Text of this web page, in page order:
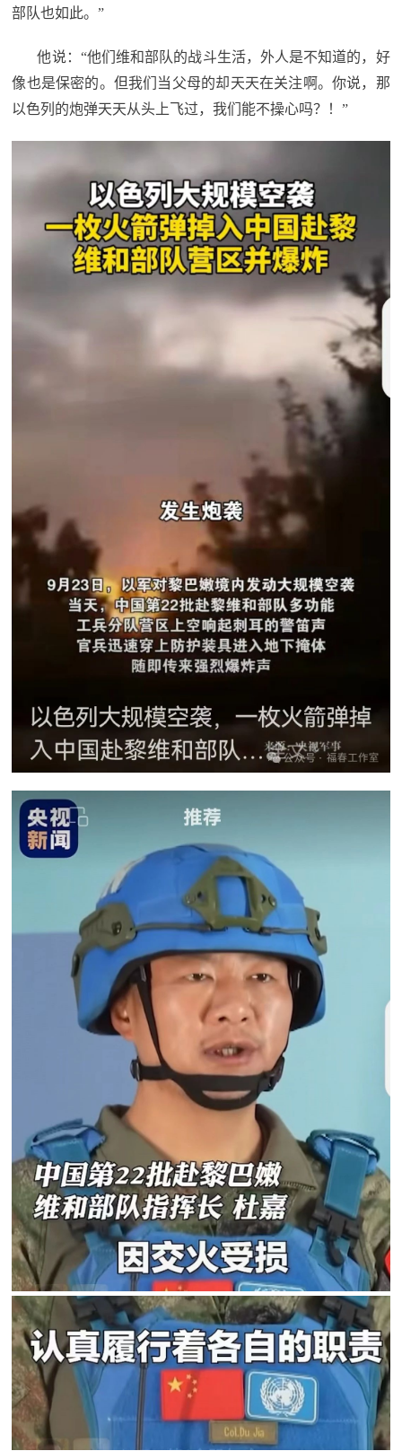
防
兵
子
弟
国
员
国
防
人
防
智
库
雄
模
范
雄
模
范
役
风
采
退
役
采
退
役
军
人
服
退
役
军
人
服
务
文
化
国
防
文
化
国
红
色
部队也如此。”
他说：“他们维和部队的战斗生活，外人是不知道的，好
像也是保密的。但我们当父母的却天天在关注啊。你说，那
以色列的炮弹天天从头上飞过，我们能不操心吗？！”